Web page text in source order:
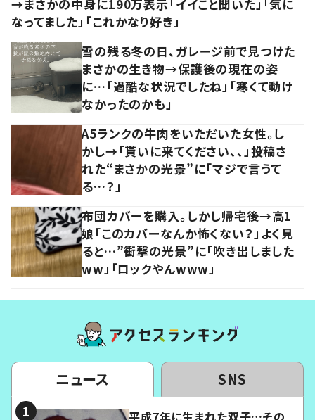
→まさかの中身に190万表示「イイこと聞いた」「気に
なってました」「これかなり好き」
雪の残る冬の日、ガレージ前で見つけた
まさかの生き物→保護後の現在の姿
に…「過酷な状況でしたね」「寒くて動け
なかったのかも」
A5ランクの牛肉をいただいた女性。し
かし→「貰いに来てください、、」投稿さ
れた“まさかの光景”に「マジで言うて
る…？」
布団カバーを購入。しかし帰宅後→高1
娘「このカバーなんか怖くない？」よく見
ると…”衝撃の光景”に「吹き出しました
ww」「ロックやんwww」
ニュース SNS
平成7年に生まれた双子…その